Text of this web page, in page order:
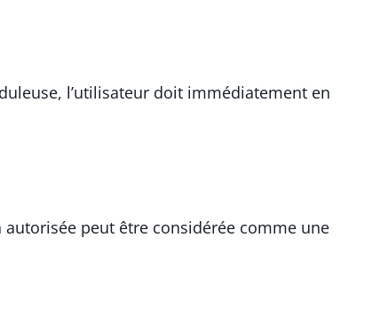
l’utilisateur doit immédiatement en
peut être considérée comme une